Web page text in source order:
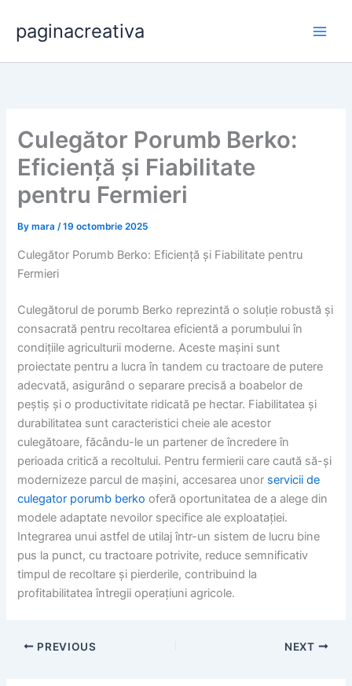
content
paginacreativa
Culegător Porumb Berko:
Eficiență și Fiabilitate
pentru Fermieri
Bymara/19 octombrie 2025
Culegător Porumb Berko: Eficiență și Fiabilitate pentru
Fermieri
Culegătorul de porumb Berko reprezintă o soluție robustă și
consacrată pentru recoltarea eficientă a porumbului în
condițiile agriculturii moderne. Aceste mașini sunt
proiectate pentru a lucra în tandem cu tractoare de putere
adecvată, asigurând o separare precisă a boabelor de
peștiș și o productivitate ridicată pe hectar. Fiabilitatea și
durabilitatea sunt caracteristici cheie ale acestor
culegătoare, făcându-le un partener de încredere în
perioada critică a recoltului. Pentru fermierii care caută să-și
modernizeze parcul de mașini, accesarea unor servicii de
culegator porumb berko oferă oportunitatea de a alege din
modele adaptate nevoilor specifice ale exploatației.
Integrarea unui astfel de utilaj într-un sistem de lucru bine
pus la punct, cu tractoare potrivite, reduce semnificativ
timpul de recoltare și pierderile, contribuind la
profitabilitatea întregii operațiuni agricole.
PREVIOUS NEXT